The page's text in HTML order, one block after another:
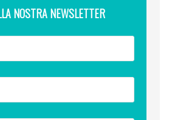
NOSTRA NEWSLETTER